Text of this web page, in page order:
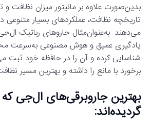
بدین‌صورت علاوه بر مانیتور میزان نظافت
تاریخچه نظافت، عملکردهای بسیار متنوعی در
می‌دهند. به‌عنوان‌مثال جاروهای رباتیک ال‌جی
یادگیری عمیق و هوش مصنوعی به‌سرعت
شناسایی کرده و آن را در حافظه خود ثبت
برخورد با مانع را داشته و بهترین مسیر
بهترین جاروبرقی‌های ال‌جی که
گردیده‌اند: